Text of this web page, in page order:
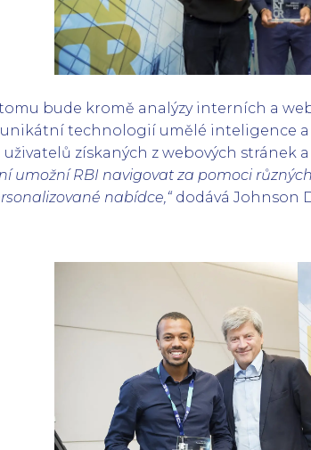
bude kromě analýzy interních a
technologií umělé inteligence a
získaných z webových stránek
umožní RBI navigovat za pomoci
nabídce,“ dodává Johnson